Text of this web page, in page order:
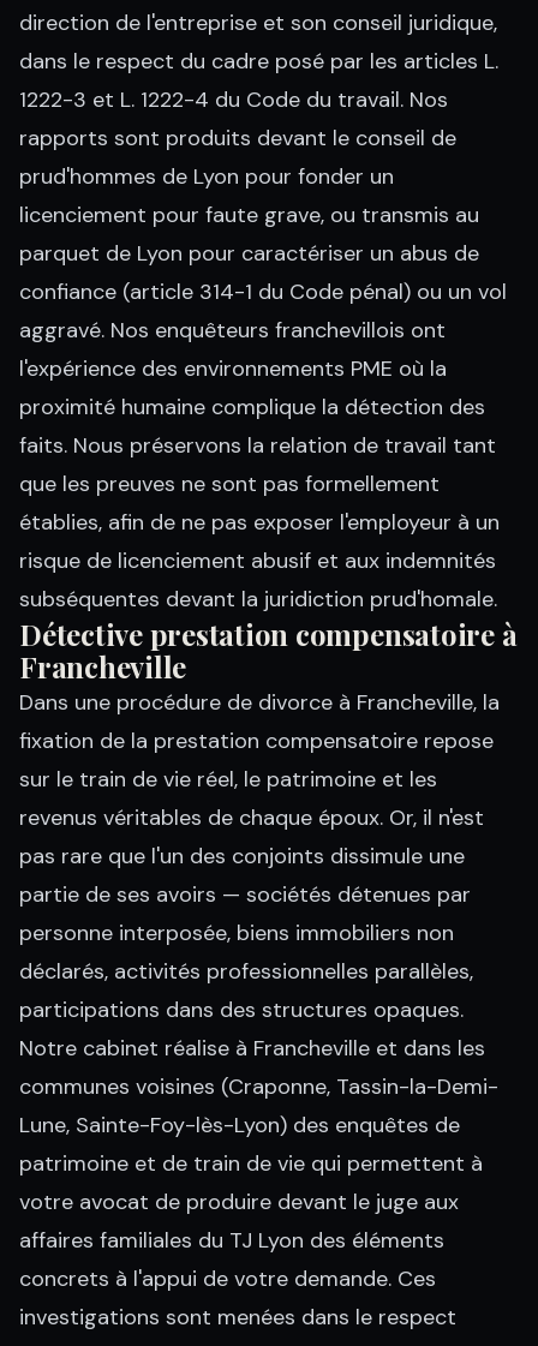
direction de l'entreprise et son conseil juridique,
dans le respect du cadre posé par les articles L.
1222-3 et L. 1222-4 du Code du travail. Nos
rapports sont produits devant le conseil de
prud'hommes de Lyon pour fonder un
licenciement pour faute grave, ou transmis au
parquet de Lyon pour caractériser un abus de
confiance (article 314-1 du Code pénal) ou un vol
aggravé. Nos enquêteurs franchevillois ont
l'expérience des environnements PME où la
proximité humaine complique la détection des
faits. Nous préservons la relation de travail tant
que les preuves ne sont pas formellement
établies, afin de ne pas exposer l'employeur à un
risque de licenciement abusif et aux indemnités
subséquentes devant la juridiction prud'homale.
Détective prestation compensatoire à
Francheville
Dans une procédure de divorce à Francheville, la
fixation de la prestation compensatoire repose
sur le train de vie réel, le patrimoine et les
revenus véritables de chaque époux. Or, il n'est
pas rare que l'un des conjoints dissimule une
partie de ses avoirs — sociétés détenues par
personne interposée, biens immobiliers non
déclarés, activités professionnelles parallèles,
participations dans des structures opaques.
Notre cabinet réalise à Francheville et dans les
communes voisines (Craponne, Tassin-la-Demi-
Lune, Sainte-Foy-lès-Lyon) des enquêtes de
patrimoine et de train de vie qui permettent à
votre avocat de produire devant le juge aux
affaires familiales du TJ Lyon des éléments
concrets à l'appui de votre demande. Ces
investigations sont menées dans le respect